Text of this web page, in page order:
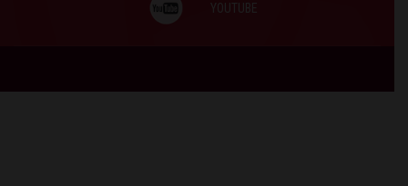
YOUTUBE